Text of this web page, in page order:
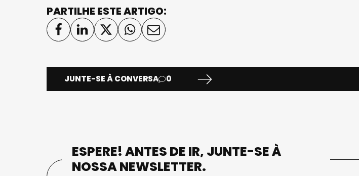
PARTILHE ESTE ARTIGO:
JUNTE-SE À CONVERSA 0
ESPERE! ANTES DE IR, JUNTE-SE À
NOSSA NEWSLETTER.